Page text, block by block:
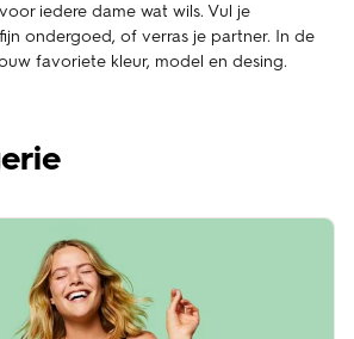
iedere dame wat wils. Vul je
ondergoed, of verras je partner. In de
favoriete kleur, model en desing.